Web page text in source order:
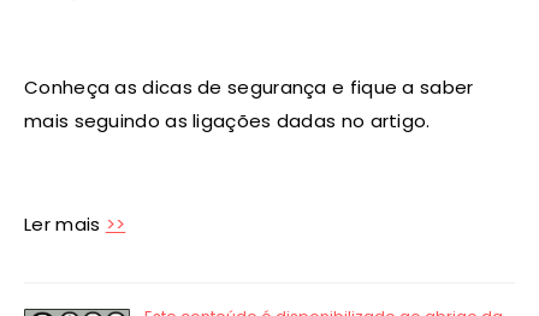
Conheça as dicas de segurança e fique a saber
mais seguindo as ligações dadas no artigo.
Ler mais >>